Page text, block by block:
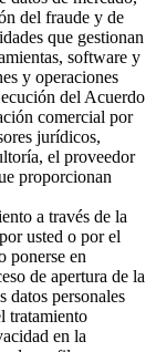
del fraude y de
que gestionan
software y
y operaciones
del Acuerdo
comercial por
jurídicos,
el proveedor
proporcionan
a través de la
usted o por el
ponerse en
de apertura de la
datos personales
tratamiento
en la